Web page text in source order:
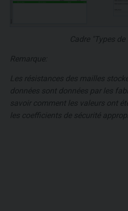
Cadre "Types
Remarque:
Les résistances des mailles
données sont données par les
savoir comment les valeurs ont
les coefficients de sécurité